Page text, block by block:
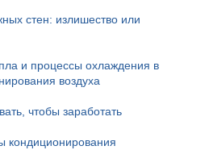
стен: излишество или
и процессы охлаждения в
воздуха
чтобы заработать
кондиционирования